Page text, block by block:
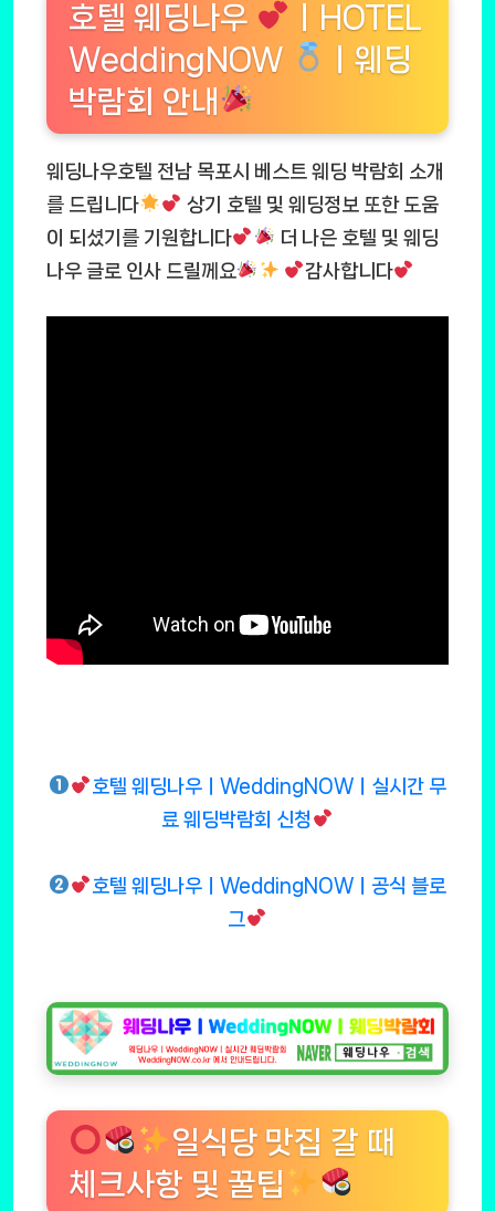
호텔 웨딩나우
ㅣHOTEL
WeddingNOW
ㅣ웨딩
박람회 안내
웨딩나우호텔 전남 목포시 베스트 웨딩 박람회 소개
를 드립니다
상기 호텔 및 웨딩정보 또한 도움
이 되셨기를 기원합니다
더 나은 호텔 및 웨딩
나우 글로 인사 드릴께요
감사합니다
호텔 웨딩나우ㅣWeddingNOWㅣ실시간 무
료 웨딩박람회 신청
호텔 웨딩나우ㅣWeddingNOWㅣ공식 블로
그
일식당 맛집 갈 때
체크사항 및 꿀팁